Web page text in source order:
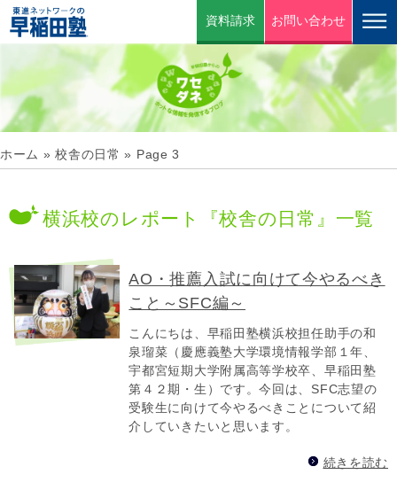
資料請求 お問い合わせ
ホーム »校舎の日常 » Page 3
横浜校のレポート『校舎の日常』一覧
AO・推薦入試に向けて今やるべき
こと～SFC編～
こんにちは、早稲田塾横浜校担任助手の和
泉瑠菜（慶應義塾大学環境情報学部１年、
宇都宮短期大学附属高等学校卒、早稲田塾
第４２期・生）です。今回は、SFC志望の
受験生に向けて今やるべきことについて紹
介していきたいと思います。
続きを読む